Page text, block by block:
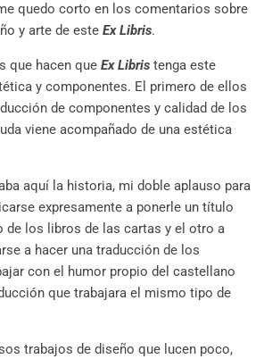
quedo corto en los comentarios sobre
y arte de este Ex Libris.
que hacen que Ex Libris tenga este
y componentes. El primero de ellos
de componentes y calidad de los
viene acompañado de una estética
aquí la historia, mi doble aplauso para
expresamente a ponerle un título
de los libros de las cartas y el otro a
a hacer una traducción de los
con el humor propio del castellano
que trabajara el mismo tipo de
trabajos de diseño que lucen poco,